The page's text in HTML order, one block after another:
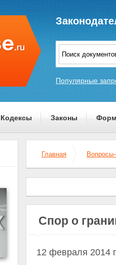
Популярные
Кодексы Законы
Главная
Спор о
12 февраля 2014